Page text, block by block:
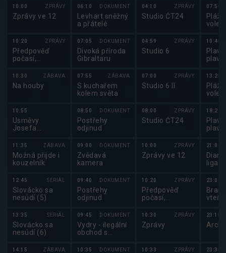
10:00 ZPRÁVY
Zprávy ve 12
10:20 ZPRÁVY
Předpověď
počasí,
zprávy,
Události v
regionech plus
10:30 ZÁBAVA
Na houby
10:55
Úsměvy
Josefa
11:35 ZÁBAVA
Možná přijde i
kouzelník
12:45 SERIÁL
Slovácko sa
nesúdí (5)
13:35 SERIÁL
Slovácko sa
nesúdí (6)
14:15 ZÁBAVA
06:10 DOKUMENT
Levhart sněžný
a přátelé
07:05 DOKUMENT
Divoká příroda
Gibraltaru
07:55 ZÁBAVA
S kuchařem
kolem světa
08:50 DOKUMENT
Postřehy
odjinud
09:00 DOKUMENT
Zvědavá
kamera
09:40 DOKUMENT
Postřehy
odjinud
09:45 DOKUMENT
Vydry - ilegální
obchod s
zvířaty
10:35 DOKUMENT
04:10 ZPRÁVY
Studio ČT24
04:59 ZPRÁVY
Studio 6
07:00 ZPRÁVY
Studio 6 II
08:00 ZPRÁVY
Studio ČT24
10:00 ZPRÁVY
Zprávy ve 12
10:20 ZPRÁVY
Předpověď
počasí,
zprávy
10:30 ZPRÁVY
Zprávy
10:33 ZPRÁVY
07:55
10:45
13:25
18:20
21:00
liga
23:05
23:15
23:35